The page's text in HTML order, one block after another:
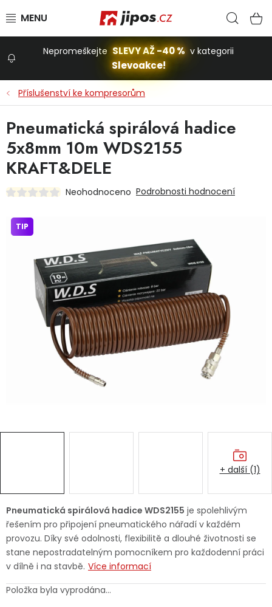
Stavba a dům
Dílna
Dětská hřiště
Autodoplňky
Vánoce
Jaký je aktuální stav mé objednávky?
Velkoobchodní spolupráce (B2B)
Nepromeškejte SLEVY AŽ -40 % v kategorii
Slevoakce!
Příslušenství ke kompresorům
Pneumatická spirálová hadice WDS2155 je spolehlivým
řešením pro připojení pneumatického nářadí v každém
provozu. Díky své odolnosti, flexibilitě a dlouhé životnosti se
stane nepostradatelným pomocníkem pro každodenní práci
v dílně i na stavbě. Více informací
Položka byla vyprodána…
Pneumatická spirálová hadice
5x8mm 10m WDS2155
KRAFT&DELE
Neohodnoceno Podrobnosti hodnocení
TIP
+ další (1)